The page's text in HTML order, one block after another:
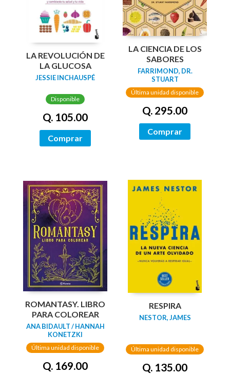
LA REVOLUCIÓN DE
LA GLUCOSA
JESSIE INCHAUSPÉ
Disponible
Q. 105.00
Comprar
LA CIENCIA DE LOS
SABORES
FARRIMOND, DR.
STUART
Última unidad disponible
Q. 295.00
Comprar
ROMANTASY. LIBRO
PARA COLOREAR
ANA BIDAULT / HANNAH
KONETZKI
Última unidad disponible
Q. 169.00
RESPIRA
NESTOR, JAMES
Última unidad disponible
Q. 135.00